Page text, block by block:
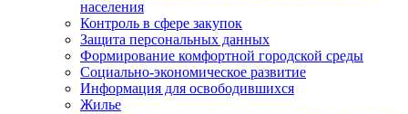
населения
Контроль в сфере закупок
Защита персональных данных
Формирование комфортной городской среды
Социально-экономическое развитие
Информация для освободившихся
Жилье